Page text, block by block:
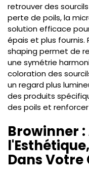
retrouver des
perte de poils, la
solution efficace
épais et plus fournis.
shaping permet de
une symétrie
coloration des
un regard plus
des produits
des poils et
Browinner
Dans